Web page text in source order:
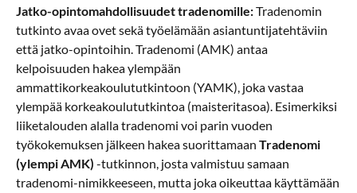
Jatko-opintomahdollisuudet tradenomille:Tradenomin
tutkinto avaa ovet sekä työelämään asiantuntijatehtäviin
että jatko-opintoihin. Tradenomi (AMK) antaa
kelpoisuuden hakea ylempään
ammattikorkeakoulututkintoon (YAMK), joka vastaa
ylempää korkeakoulututkintoa (maisteritasoa). Esimerkiksi
liiketalouden alalla tradenomi voi parin vuoden
työkokemuksen jälkeen hakea suorittamaan Tradenomi
(ylempi AMK) -tutkinnon, josta valmistuu samaan
tradenomi-nimikkeeseen, mutta joka oikeuttaa käyttämään